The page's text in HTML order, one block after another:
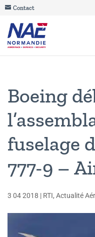
Contact
Boeing
fuselage
777-9 –
3 04 2018 | RTI, Actualité